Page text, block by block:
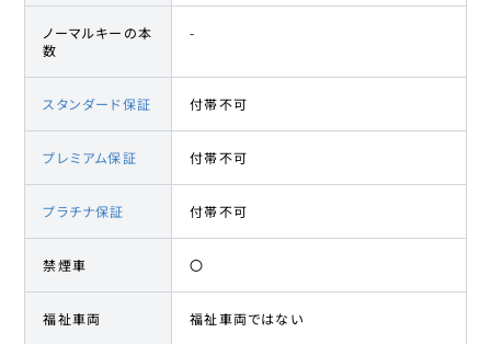
ノーマルキーの本
数
-
スタンダード保証 付帯不可
プレミアム保証 付帯不可
プラチナ保証 付帯不可
禁煙車 〇
福祉車両 福祉車両ではない